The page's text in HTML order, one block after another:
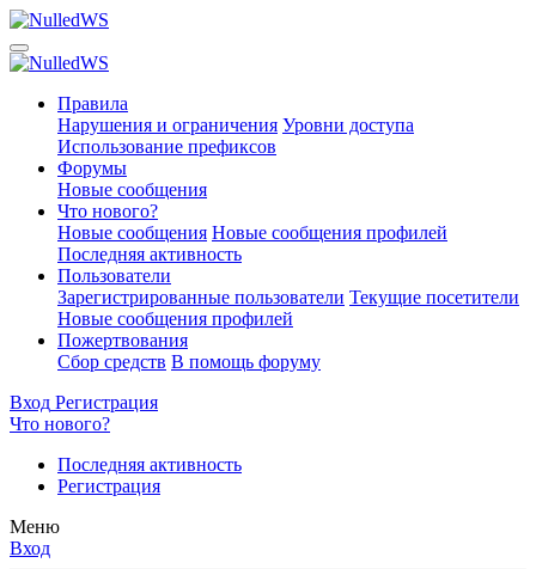
Правила
Нарушения и ограничения Уровни доступа
Использование префиксов
Форумы
Новые сообщения
Что нового?
Новые сообщения Новые сообщения профилей
Последняя активность
Пользователи
Зарегистрированные пользователи Текущие посетители
Новые сообщения профилей
Пожертвования
Сбор средств В помощь форуму
Вход Регистрация
Что нового?
Последняя активность
Регистрация
Меню
Вход